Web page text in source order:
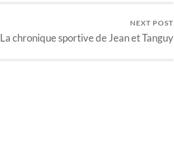
NEXT POST
La chronique sportive de Jean et Tanguy